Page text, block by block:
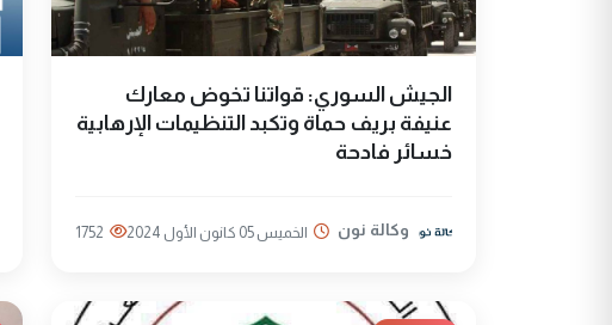
الجيش السوري: قواتنا تخوض معارك
عنيفة بريف حماة وتكبد التنظيمات الإرهابية
خسائر فادحة
وكالة نون الخميس 05 كانون الأول 2024 1752